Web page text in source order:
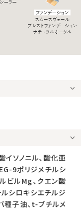
イソノニル、酸化亜
9ポリジメチルシ
ビルMg、クエン酸
ルシロキシエチルジ
種子油、t-ブチルメ